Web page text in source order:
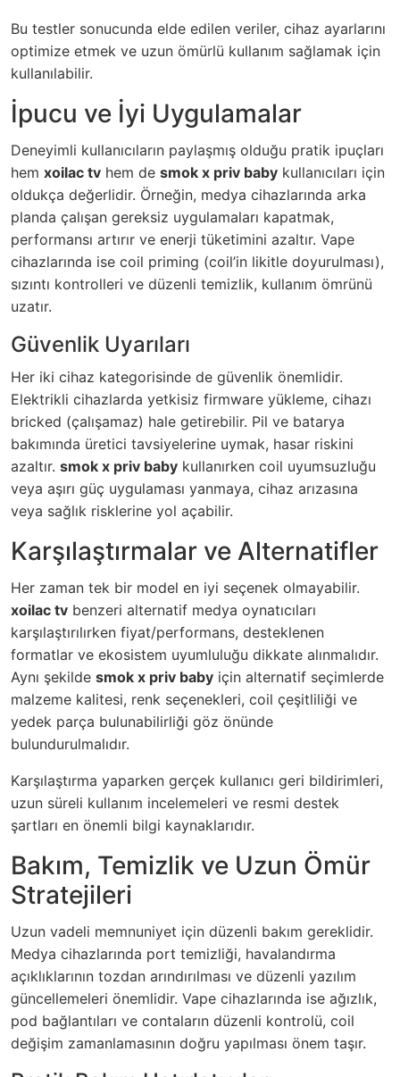
Bu testler sonucunda elde edilen veriler, cihaz ayarlarını
optimize etmek ve uzun ömürlü kullanım sağlamak için
kullanılabilir.
İpucu ve İyi Uygulamalar
Deneyimli kullanıcıların paylaşmış olduğu pratik ipuçları
hem xoilac tv hem de smok x priv baby kullanıcıları için
oldukça değerlidir. Örneğin, medya cihazlarında arka
planda çalışan gereksiz uygulamaları kapatmak,
performansı artırır ve enerji tüketimini azaltır. Vape
cihazlarında ise coil priming (coil’in likitle doyurulması),
sızıntı kontrolleri ve düzenli temizlik, kullanım ömrünü
uzatır.
Güvenlik Uyarıları
Her iki cihaz kategorisinde de güvenlik önemlidir.
Elektrikli cihazlarda yetkisiz firmware yükleme, cihazı
bricked (çalışamaz) hale getirebilir. Pil ve batarya
bakımında üretici tavsiyelerine uymak, hasar riskini
azaltır. smok x priv baby kullanırken coil uyumsuzluğu
veya aşırı güç uygulaması yanmaya, cihaz arızasına
veya sağlık risklerine yol açabilir.
Karşılaştırmalar ve Alternatifler
Her zaman tek bir model en iyi seçenek olmayabilir.
xoilac tv benzeri alternatif medya oynatıcıları
karşılaştırılırken fiyat/performans, desteklenen
formatlar ve ekosistem uyumluluğu dikkate alınmalıdır.
Aynı şekilde smok x priv baby için alternatif seçimlerde
malzeme kalitesi, renk seçenekleri, coil çeşitliliği ve
yedek parça bulunabilirliği göz önünde
bulundurulmalıdır.
Karşılaştırma yaparken gerçek kullanıcı geri bildirimleri,
uzun süreli kullanım incelemeleri ve resmi destek
şartları en önemli bilgi kaynaklarıdır.
Bakım, Temizlik ve Uzun Ömür
Stratejileri
Uzun vadeli memnuniyet için düzenli bakım gereklidir.
Medya cihazlarında port temizliği, havalandırma
açıklıklarının tozdan arındırılması ve düzenli yazılım
güncellemeleri önemlidir. Vape cihazlarında ise ağızlık,
pod bağlantıları ve contaların düzenli kontrolü, coil
değişim zamanlamasının doğru yapılması önem taşır.